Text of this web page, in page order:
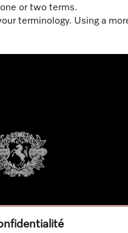
or two terms.
terminology. Using a